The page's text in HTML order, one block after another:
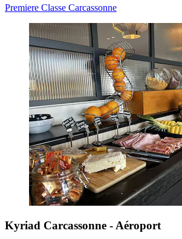
Premiere Classe Carcassonne
Kyriad Carcassonne - Aéroport